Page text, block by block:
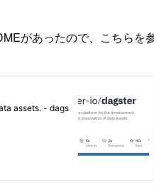
があったので、こちらを